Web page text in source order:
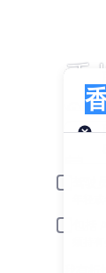
香